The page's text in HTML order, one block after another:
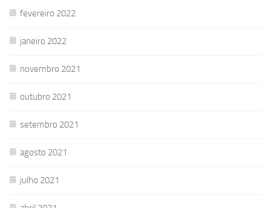
fevereiro 2022
janeiro 2022
novembro 2021
outubro 2021
setembro 2021
agosto 2021
julho 2021